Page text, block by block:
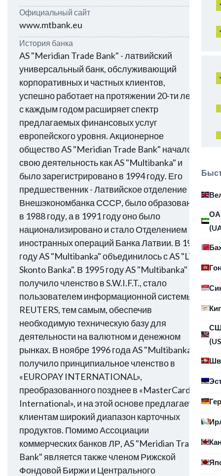
Официальный сайт
www.mtbank.eu
История банка
AS "Meridian Trade Bank" - латвийский
универсальный банк, обслуживающий
корпоративных и частных клиентов,
успешно работает на протяжении 20-ти лет и
с каждым годом расширяет спектр
предлагаемых финансовых услуг
европейского уровня. Акционерное
общество AS "Meridian Trade Bank" начало
свою деятельность как AS "Multibanka" и
было зарегистрировано в 1994 году. Его
предшественник - Латвийское отделение
Внешэкономбанка СССР, было образовано
в 1988 году, а в 1991 году оно было
национализировано и стало Отделением
иностранных операций Банка Латвии. В 1995
году AS "Multibanka" объединилось с AS "LTN
Skonto Banka". В 1995 году AS "Multibanka"
получило членство в S.W.I.F.T., стало
пользователем информационной системы
REUTERS, тем самым, обеспечив
необходимую техническую базу для
деятельности на валютном и денежном
рынках. В ноябре 1996 года AS "Multibanka"
получило принципиальное членство в
«EUROPAY INTERNATIONAL»,
преобразованного позднее в «MasterCard
International», и на этой основе предлагает
клиентам широкий диапазон карточных
продуктов. Помимо Ассоциации
коммерческих банков ЛР, AS "Meridian Trade
Bank" является также членом Рижской
Фондовой Биржи и Центрального